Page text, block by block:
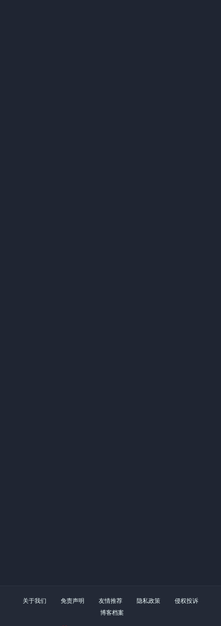
关于我们 免责声明 友情推荐 隐私政策
侵权投诉
博客档案